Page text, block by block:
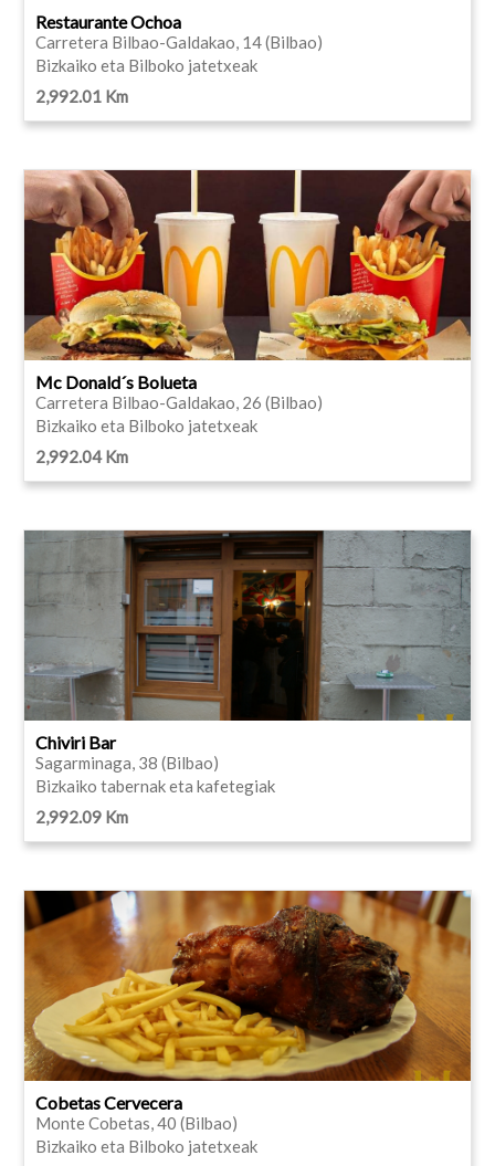
Restaurante Ochoa
Carretera Bilbao-Galdakao, 14 (Bilbao)
Bizkaiko eta Bilboko jatetxeak
2,992.01 Km
Mc Donald´s Bolueta
Carretera Bilbao-Galdakao, 26 (Bilbao)
Bizkaiko eta Bilboko jatetxeak
2,992.04 Km
Chiviri Bar
Sagarminaga, 38 (Bilbao)
Bizkaiko tabernak eta kafetegiak
2,992.09 Km
Cobetas Cervecera
Monte Cobetas, 40 (Bilbao)
Bizkaiko eta Bilboko jatetxeak